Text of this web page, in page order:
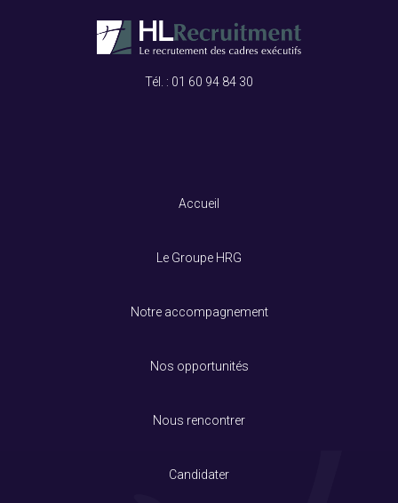
Tél. : 01 60 94 84 30
Accueil
Le Groupe HRG
Notre accompagnement
Nos opportunités
Nous rencontrer
Candidater